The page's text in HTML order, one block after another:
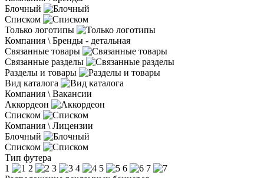
Блочный
Списком
Только логотипы
Компания \ Бренды - детальная
Связанные товары
Связанные разделы
Разделы и товары
Вид каталога
Компания \ Вакансии
Аккордеон
Списком
Компания \ Лицензии
Блочный
Списком
Тип футера
1
2 3 4 5 6
7